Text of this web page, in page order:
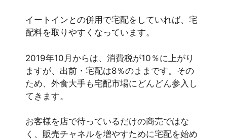
イートインとの併用で宅配をしていれば、宅
配料を取りやすくなっています。
2019年10月からは、消費税が10％に上がり
ますが、出前・宅配は8％のままです。その
ため、外食大手も宅配市場にどんどん参入し
てきます。
お客様を店で待っているだけの商売ではな
く、販売チャネルを増やすために宅配を始め